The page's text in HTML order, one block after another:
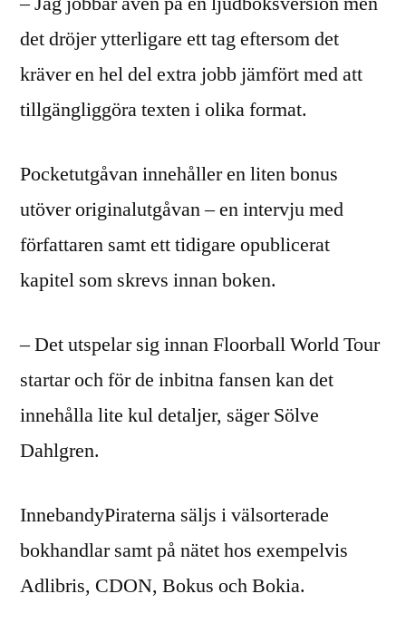
det dröjer ytterligare ett tag eftersom det
kräver en hel del extra jobb jämfört med att
tillgängliggöra texten i olika format.
Pocketutgåvan innehåller en liten bonus
utöver originalutgåvan – en intervju med
författaren samt ett tidigare opublicerat
kapitel som skrevs innan boken.
– Det utspelar sig innan Floorball World Tour
startar och för de inbitna fansen kan det
innehålla lite kul detaljer, säger Sölve
Dahlgren.
InnebandyPiraterna säljs i välsorterade
bokhandlar samt på nätet hos exempelvis
Adlibris, CDON, Bokus och Bokia.